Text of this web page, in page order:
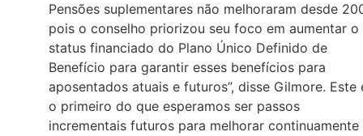
Pensões suplementares não melhoraram desde
pois o conselho priorizou seu foco em aumentar o
status financiado do Plano Único Definido de
Benefício para garantir esses benefícios para
aposentados atuais e futuros”, disse Gilmore. Este
o primeiro do que esperamos ser passos
incrementais futuros para melhorar continuamente